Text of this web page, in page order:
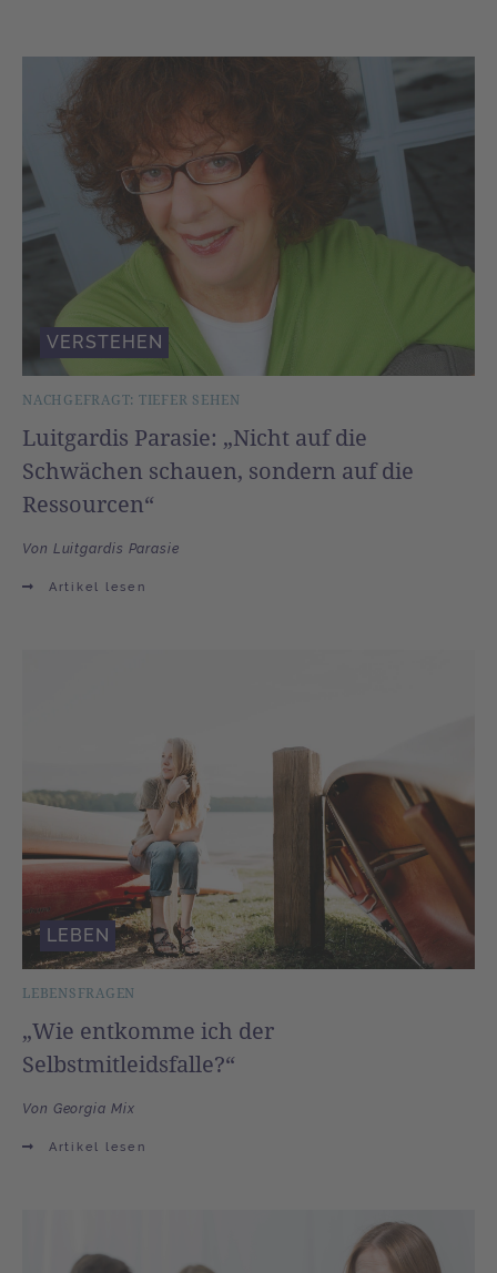
NACHGEFRAGT: TIEFER SEHEN
Luitgardis Parasie: „Nicht auf die
Schwächen schauen, sondern auf die
Ressourcen“
Von Luitgardis Parasie
Artikel lesen
VERSTEHEN
LEBENSFRAGEN
„Wie entkomme ich der
Selbstmitleidsfalle?“
Von Georgia Mix
Artikel lesen
LEBEN